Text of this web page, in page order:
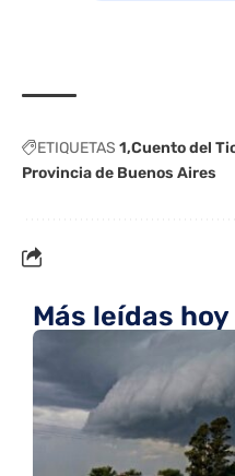
ETIQUETAS 1 Cuento del
Provincia de Buenos Aires
Más leídas hoy